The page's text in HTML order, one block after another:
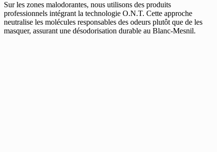
Sur les zones malodorantes, nous utilisons des produits
professionnels intégrant la technologie O.N.T. Cette approche
neutralise les molécules responsables des odeurs plutôt que de les
masquer, assurant une désodorisation durable au Blanc-Mesnil.